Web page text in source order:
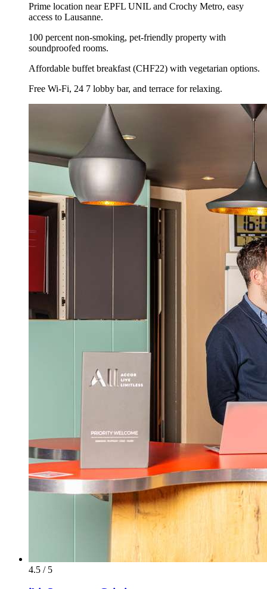
Prime location near EPFL UNIL and Crochy Metro, easy
access to Lausanne.
100 percent non-smoking, pet-friendly property with
soundproofed rooms.
Affordable buffet breakfast (CHF22) with vegetarian options.
Free Wi-Fi, 24 7 lobby bar, and terrace for relaxing.
4.5 / 5